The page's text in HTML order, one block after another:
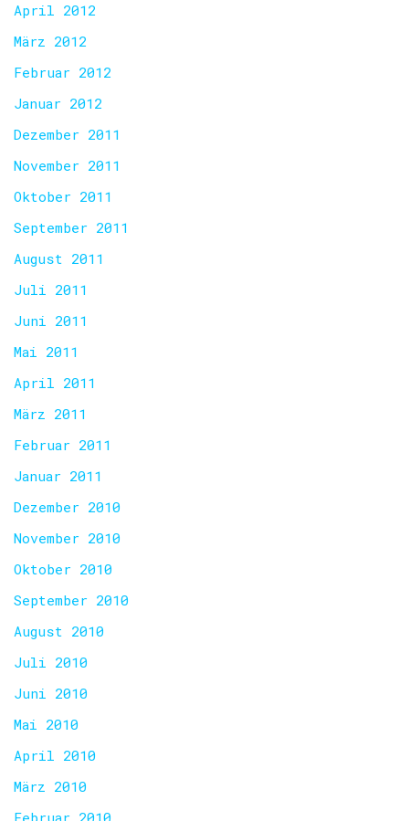
April 2012
März 2012
Februar 2012
Januar 2012
Dezember 2011
November 2011
Oktober 2011
September 2011
August 2011
Juli 2011
Juni 2011
Mai 2011
April 2011
März 2011
Februar 2011
Januar 2011
Dezember 2010
November 2010
Oktober 2010
September 2010
August 2010
Juli 2010
Juni 2010
Mai 2010
April 2010
März 2010
Februar 2010